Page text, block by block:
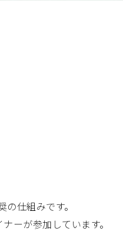
仕組みです。
ーが参加しています。